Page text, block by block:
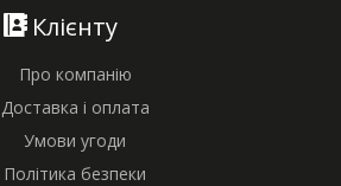
Клієнту
Про компанію
Доставка і оплата
Умови угоди
Політика безпеки